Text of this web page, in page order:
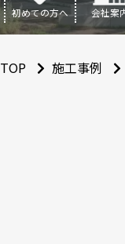
初めての方へ 会社案
TOP 施工事例